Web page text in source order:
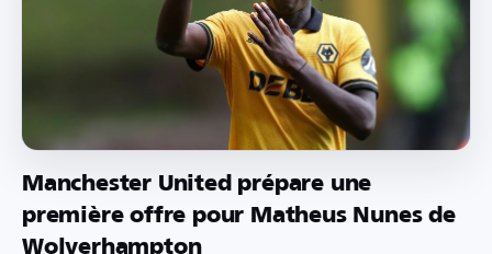
Manchester United prépare une
première offre pour Matheus Nunes de
Wolverhampton